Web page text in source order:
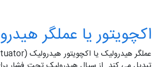
اکچویتور یا عملگر
عملگر هیدرولیک یا اکچویتور هیدرولیک (hydraulic actuator) که به آن محرک هیدرولیک هم گفته می شود، وسیله ای است که انرژی